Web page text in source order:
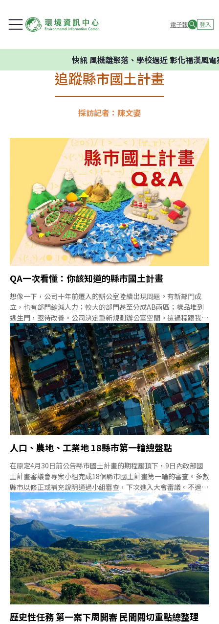
電子報 登入
快訊風機離聚落、學校過近 彰化福漢風電案
追蹤縣市國土計畫
採訪記者：陳文姿
QA一次看懂：你該知道的縣市國土計畫
想像一下，公司十年前遷入的辦公室陸續出現問題。有新部門成
立，也有部門縮減人力；較大的部門甚至分成AB兩區；樣品堆到
逃生門，亟待改善。公司決定重新規劃辦公室空間。這過程跟我國
正在進行的「國土計畫」有幾分類似。改善計畫要一步一步來，先
訂出時程表、作法、規則（國土法），接著確定公司全體的需求
（全國國土計畫），包括預計未來增聘或減少人數（成長管理）、
需要多少會議室、多少休閒空間等（總量）。接著，各部門提出規
劃（縣市國土計畫），最後才會確認每個人的新座位（每一塊土地
的「國土功能分區劃設」）。國土規劃過程也是如此，先有「國土
法」、然後訂定「全國國土計畫」；現在則是進行到「縣市國土計
畫」的階段（6月29日將召開第一場縣市國土計畫審議大會），之
後才會劃設你家的「國土功能分區」。屆時，每塊國土都將劃入四
個分區——國土保育、海洋資源、城鄉發展、農業發展。分區劃設
完畢，才能依據管制規則開始管制。所以說，國土法得
人口、農地、工業地 18縣市第一輪總盤點
在原定4月30日前公告縣市國土計畫的期程壓頂下，9日內政部國
土計畫審議會專案小組完成18個縣市國土計畫第一輪的審查。多數
縣市以修正或補充說明通過小組審查，下次進入大會審議。不過，
內政部營建署表示，如補件資料未能過關，不排除再排專案小組審
查。將18縣市初審資料加總，在總量上，顯示出人口估算偏高、開
發面積大增、農地減少等問題。個案方面，屏東不保留宜維護農
地，雲林規劃了4000多公頃土地作為近五年開發用地等爭議仍待
討論。隨著《國土法》修法將縣市國土計畫時程延後一年，縣市國
土計畫將面臨新一波的調整。全台老化 多數縣市仍估人口成長 環
團：住商早就超額據國發會統計，我國多數縣市人口下降，僅桃
園、新北、台中、新竹等縣市仍有成長。不過，18縣市國土計畫
中，地方政府大都認為透過規劃可吸引更多人前來，除了彰化、雲
林、屏東與花蓮預估民國125年計畫人口減少或平盤，其餘均認為
人口還會再增長。即使是全國人口負成長及
歷史性任務 第一案下周開審 民間關切重點總整理